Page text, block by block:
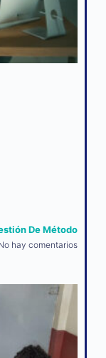
De Método
hay comentarios